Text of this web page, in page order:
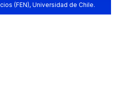
(FEN), Universidad de Chile.